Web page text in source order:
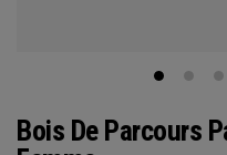
Bois De Parcours